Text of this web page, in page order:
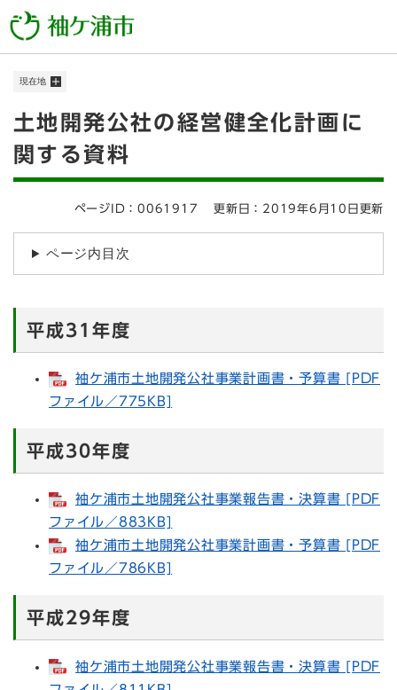
ー
メニューを飛ばして本文へ
現在地
本
土地開発公社の経営健全化計画に
関する資料
ページID：0061917 更新日：2019年6月10日更新
ページ内目次
平成31年度
袖ケ浦市土地開発公社事業計画書・予算書 [PDF
ファイル／775KB]
平成30年度
袖ケ浦市土地開発公社事業報告書・決算書 [PDF
ファイル／883KB]
袖ケ浦市土地開発公社事業計画書・予算書 [PDF
ファイル／786KB]
平成29年度
袖ケ浦市土地開発公社事業報告書・決算書 [PDF